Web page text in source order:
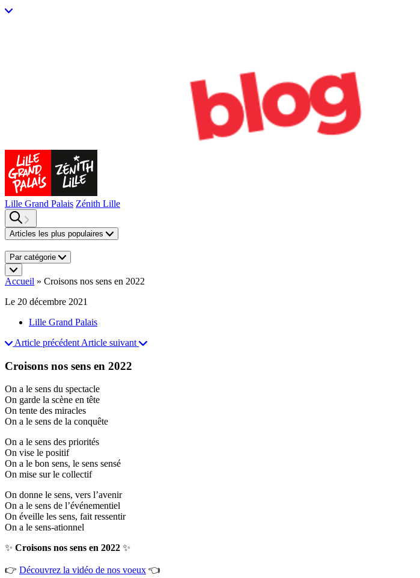
Lille Grand Palais Zénith Lille
Articles les plus populaires
Par catégorie
Accueil » Croisons nos sens en 2022
Le 20 décembre 2021
Lille Grand Palais
Article précédent Article suivant
Croisons nos sens en 2022
On a le sens du spectacle
On garde la scène en tête
On tente des miracles
On a le sens de la conquête
On a le sens des priorités
On vise le positif
On a le bon sens, le sens sensé
On mise sur le collectif
On donne le sens, vers l’avenir
On a le sens de l’événementiel
On éveille les sens, fait ressentir
On a le sens-ationnel
✨ Croisons nos sens en 2022 ✨
👉 Découvrez la vidéo de nos voeux 👈